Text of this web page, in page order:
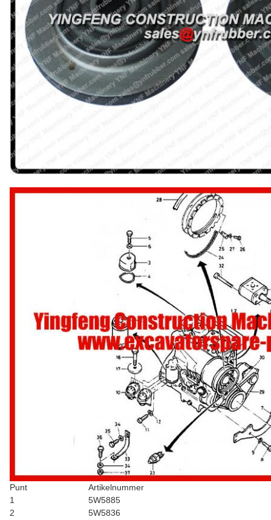
Punt
Artikelnummer
1
5W5885
2
5W5836